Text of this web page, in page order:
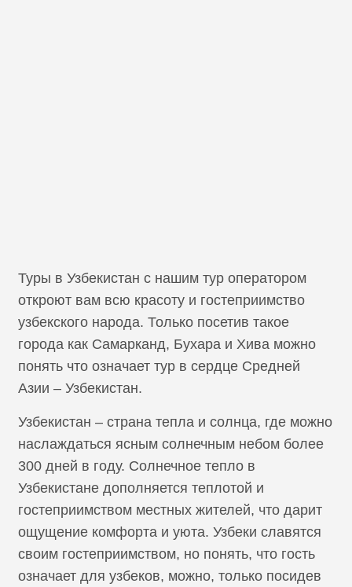
Туры в Узбекистан с нашим тур оператором
откроют вам всю красоту и гостеприимство
узбекского народа. Только посетив такое
города как Самарканд, Бухара и Хива можно
понять что означает тур в сердце Средней
Азии – Узбекистан.
Узбекистан – страна тепла и солнца, где можно
наслаждаться ясным солнечным небом более
300 дней в году. Солнечное тепло в
Узбекистане дополняется теплотой и
гостеприимством местных жителей, что дарит
ощущение комфорта и уюта. Узбеки славятся
своим гостеприимством, но понять, что гость
означает для узбеков, можно, только посидев